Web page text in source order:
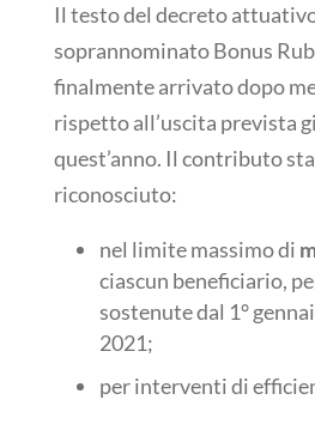
Il testo del decreto
soprannominato Bonus
finalmente arrivato dopo
rispetto all’uscita prevista
quest’anno. Il contributo
riconosciuto:
nel limite massimo di
ciascun beneficiario,
sostenute dal 1°
2021;
per interventi di